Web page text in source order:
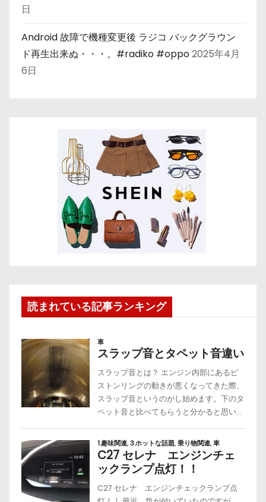
日
Android 故障で機種変更後 ラジコ バックグラウン
ド再生出来ぬ・・・。#radiko #oppo2025年4月
6日
読まれている記事ランキング